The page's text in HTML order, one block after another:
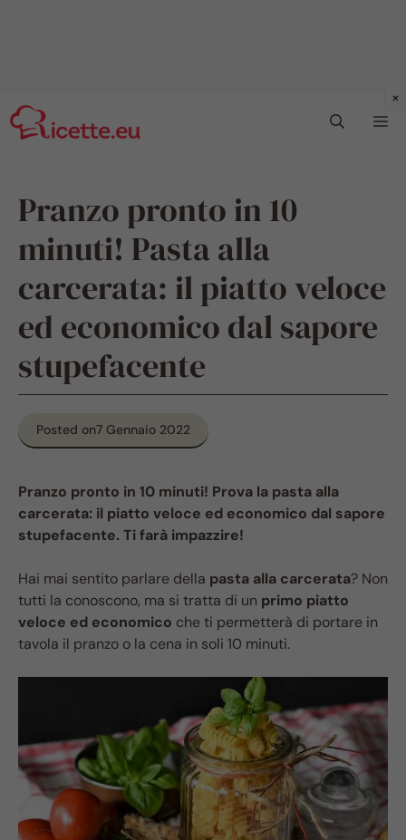
al
contenuto
Pranzo pronto in 10
minuti! Pasta alla
carcerata: il piatto veloce
ed economico dal sapore
stupefacente
Posted on7 Gennaio 2022
Pranzo pronto in 10 minuti! Prova la pasta alla
carcerata: il piatto veloce ed economico dal sapore
stupefacente. Ti farà impazzire!
Hai mai sentito parlare della pasta alla carcerata? Non
tutti la conoscono, ma si tratta di un primo piatto
veloce ed economico che ti permetterà di portare in
tavola il pranzo o la cena in soli 10 minuti.